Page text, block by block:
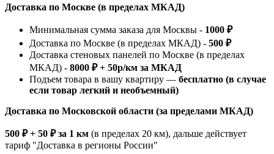
Доставка по Москве (в пределах МКАД)
Минимальная сумма заказа для Москвы - 1000 ₽
Доставка по Москве (в пределах МКАД) - 500 ₽
Доставка стеновых панелей по Москве (в пределах
МКАД) - 8000 ₽ + 50р/км за МКАД
Подъем товара в вашу квартиру — бесплатно (в случае
если товар легкий и необъемный)
Доставка по Московской области (за пределами МКАД)
500 ₽ + 50 ₽ за 1 км (в пределах 20 км), дальше действует
тариф "Доставка в регионы России"